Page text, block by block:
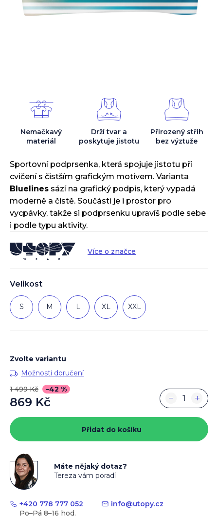
Velikost
S M L XL XXL
Sportovní podprsenka, která spojuje jistotu při
cvičení s čistším grafickým motivem. Varianta
Bluelines sází na grafický podpis, který vypadá
moderně a čistě. Součástí je i prostor pro
vycpávky, takže si podprsenku upravíš podle sebe
i podle typu aktivity.
Více o značce
Nemačkavý
materiál
Drží tvar a
poskytuje jistotu
Přirozený střih
bez výztuže
Zvolte variantu
Možnosti doručení
1 499 Kč
–42 %
869 Kč
cena:
+
−
Přidat do košíku
Máte nějaký dotaz?
Tereza vám poradí
+420 778 777 052 info@utopy.cz